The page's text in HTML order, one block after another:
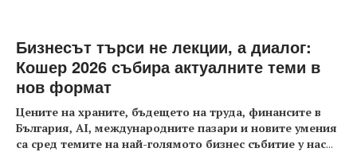
Бизнесът търси не лекции, а диалог:
Кошер 2026 събира актуалните теми в
нов формат
Цените на храните, бъдещето на труда, финансите в
България, AI, международните пазари и новите умения
са сред темите на най-голямото бизнес събитие у нас...